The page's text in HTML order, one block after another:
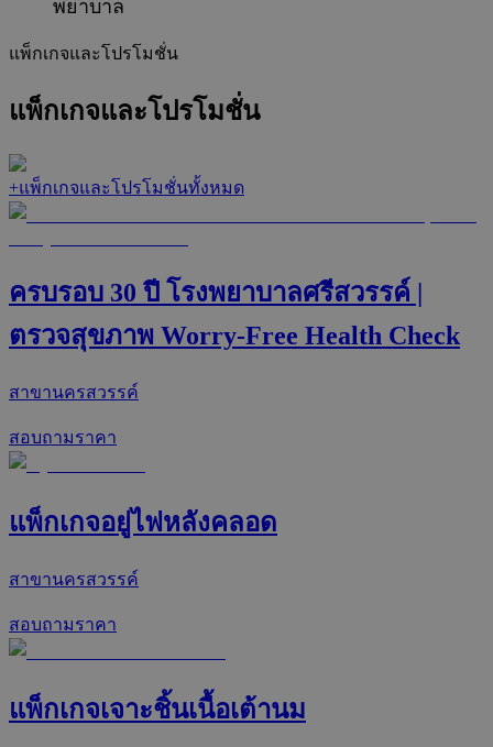
พยาบาล
แพ็กเกจและโปรโมชั่น
แพ็กเกจและโปรโมชั่น
+แพ็กเกจและโปรโมชั่นทั้งหมด
ครบรอบ 30 ปี โรงพยาบาลศรีสวรรค์ |
ตรวจสุขภาพ Worry-Free Health Check
สาขานครสวรรค์
สอบถามราคา
แพ็กเกจอยู่ไฟหลังคลอด
สาขานครสวรรค์
สอบถามราคา
แพ็กเกจเจาะชิ้นเนื้อเต้านม